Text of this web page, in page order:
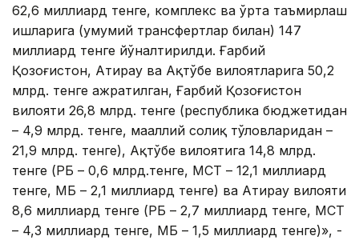
62,6 миллиард тенге, комплекс ва ўрта таъмирлаш
ишларига (умумий трансфертлар билан) 147
миллиард тенге йўналтирилди. Ғарбий
Қозоғистон, Атирау ва Ақтўбе вилоятларига 50,2
млрд. тенге ажратилган, Ғарбий Қозоғистон
вилояти 26,8 млрд. тенге (республика бюджетидан
– 4,9 млрд. тенге, маҳаллий солиқ тўловларидан –
21,9 млрд. тенге), Ақтўбе вилоятига 14,8 млрд.
тенге (РБ – 0,6 млрд.тенге, МСТ – 12,1 миллиард
тенге, МБ – 2,1 миллиард тенге) ва Атирау вилояти
8,6 миллиард тенге (РБ – 2,7 миллиард тенге, МСТ
– 4,3 миллиард тенге, МБ – 1,5 миллиард тенге)», -